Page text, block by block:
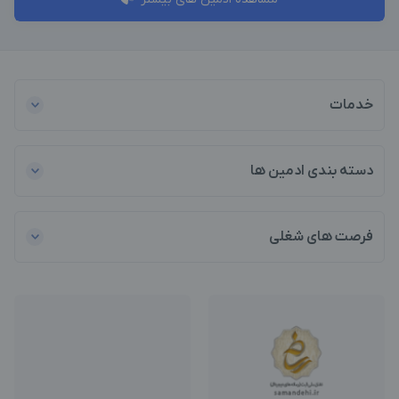
خدمات
دسته بندی ادمین ها
فرصت های شغلی